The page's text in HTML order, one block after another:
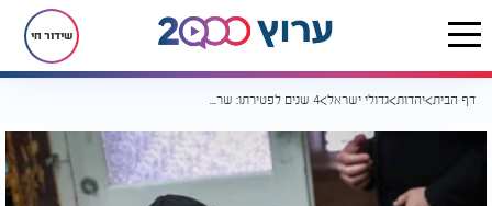
שידור חי
דף הבית יהדות גדולי ישראל 4 שנים לפטירתו: שר התורה רבינו חיים קנייבסקי זצ"ל